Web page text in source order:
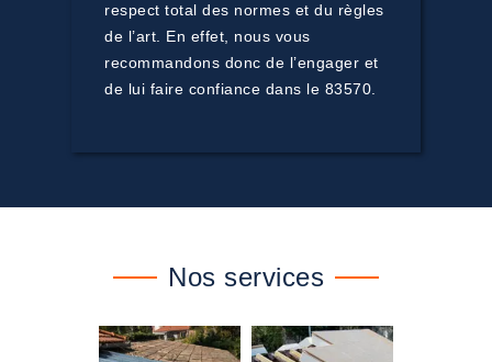
respect total des normes et du règles
de l’art. En effet, nous vous
recommandons donc de l’engager et
de lui faire confiance dans le 83570.
Nos services